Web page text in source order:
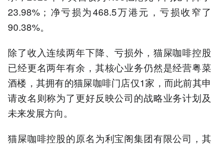
23.98%；净亏损为468.5万港元，亏损收窄了
90.38%。
除了收入连续两年下降、亏损外，猫屎咖啡控股
已经更名两年有余，其核心业务仍然是经营粤菜
酒楼，其拥有的猫屎咖啡门店仅1家，而此前其申
请改名则称为了更好反映公司的战略业务计划及
未来发展方向。
猫屎咖啡控股的原名为利宝阁集团有限公司，其